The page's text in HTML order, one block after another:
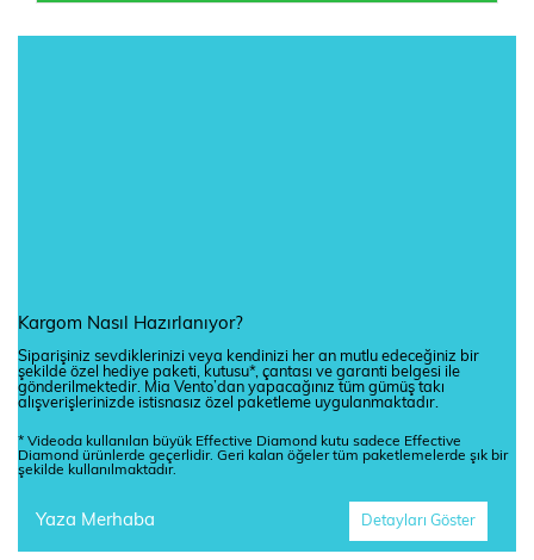
Kargom Nasıl Hazırlanıyor?
Siparişiniz sevdiklerinizi veya kendinizi her an mutlu edeceğiniz bir
şekilde özel hediye paketi, kutusu*, çantası ve garanti belgesi ile
gönderilmektedir. Mia Vento’dan yapacağınız tüm gümüş takı
alışverişlerinizde istisnasız özel paketleme uygulanmaktadır.
* Videoda kullanılan büyük Effective Diamond kutu sadece Effective
Diamond ürünlerde geçerlidir. Geri kalan öğeler tüm paketlemelerde şık bir
şekilde kullanılmaktadır.
Yaza Merhaba Detayları Göster